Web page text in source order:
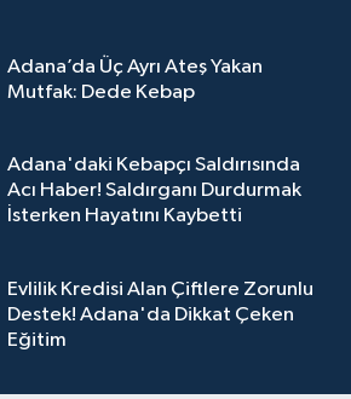
Adana’da Üç Ayrı Ateş Yakan
Mutfak: Dede Kebap
Adana'daki Kebapçı Saldırısında
Acı Haber! Saldırganı Durdurmak
İsterken Hayatını Kaybetti
Evlilik Kredisi Alan Çiftlere Zorunlu
Destek! Adana'da Dikkat Çeken
Eğitim